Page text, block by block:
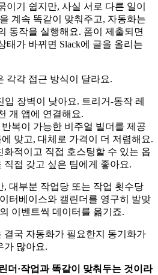
이기 쉽지만, 사실 서로 다른 일이
계속 똑같이 맞춰주고, 자동화는
동작을 실행해요. 폼이 제출되면
태가 바뀌면 Slack에 글을 올리는
각각 접근 방식이 달라요.
장벽이 낮아요. 트리거-동작 레
개 앱에 연결해요.
복이 가능한 비주얼 빌더를 제공
맞고, 대체로 가격이 더 저렴해요.
적이고 직접 호스팅할 수 있는 옵
직접 갖고 싶은 팀에게 좋아요.
대부분 작업당 또는 작업 횟수당
터베이스와 캘린더를 영구히 발맞
이벤트씩 데이터를 옮기죠.
결국 자동화가 필요한지 동기화가
가 많아요.
더·작업과 똑같이 맞춰두는 것이라